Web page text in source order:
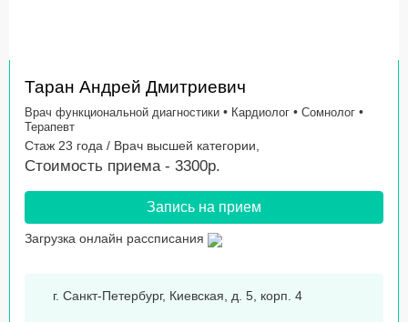
Таран Андрей Дмитриевич
Врач функциональной диагностики • Кардиолог • Сомнолог •
Терапевт
Стаж 23 года / Врач высшей категории,
Стоимость приема - 3300р.
Запись на прием
Загрузка онлайн рассписания
г. Санкт-Петербург, Киевская, д. 5, корп. 4